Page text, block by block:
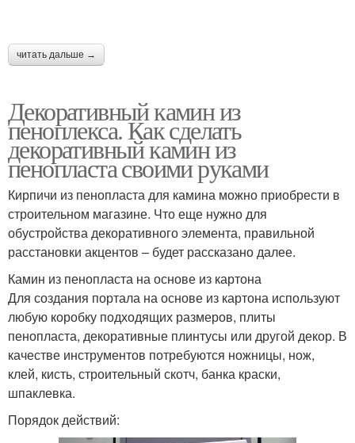
читать дальше →
Декоративный камин из
пеноплекса. Как сделать
декоративный камин из
пенопласта своими руками
Кирпичи из пенопласта для камина можно приобрести в
строительном магазине. Что еще нужно для
обустройства декоративного элемента, правильной
расстановки акцентов – будет рассказано далее.
Камин из пенопласта на основе из картона
Для создания портала на основе из картона используют
любую коробку подходящих размеров, плиты
пенопласта, декоративные плинтусы или другой декор. В
качестве инструментов потребуются ножницы, нож,
клей, кисть, строительный скотч, банка краски,
шпаклевка.
Порядок действий: